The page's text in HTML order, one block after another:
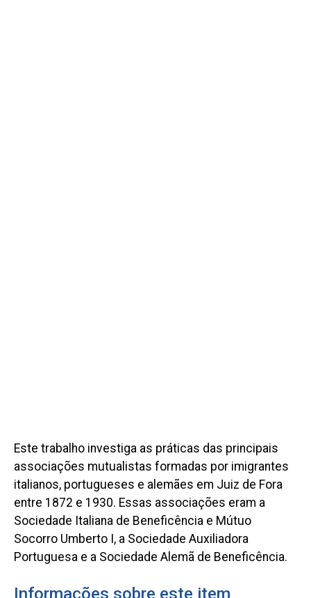
Este trabalho investiga as práticas das principais
associações mutualistas formadas por imigrantes
italianos, portugueses e alemães em Juiz de Fora
entre 1872 e 1930. Essas associações eram a
Sociedade Italiana de Beneficência e Mútuo
Socorro Umberto I, a Sociedade Auxiliadora
Portuguesa e a Sociedade Alemã de Beneficência.
Informações sobre este item